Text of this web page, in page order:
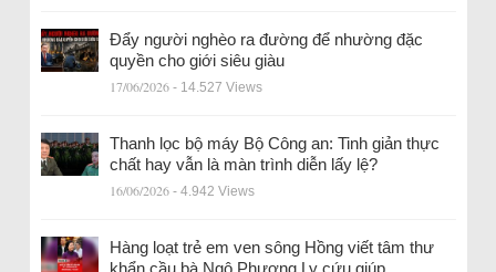
Đẩy người nghèo ra đường để nhường đặc
quyền cho giới siêu giàu
17/06/2026 - 14.527 Views
Thanh lọc bộ máy Bộ Công an: Tinh giản thực
chất hay vẫn là màn trình diễn lấy lệ?
16/06/2026 - 4.942 Views
Hàng loạt trẻ em ven sông Hồng viết tâm thư